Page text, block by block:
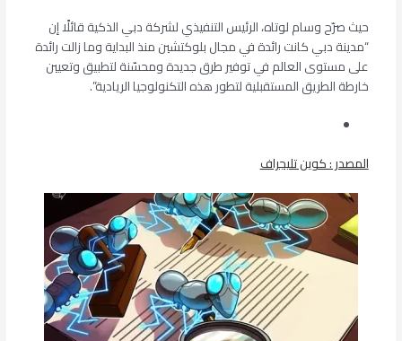
حيث صرّح وسام لوتاه، الرئيس التنفيذي لشركة دبي الذكية قائلًا إن
“مدينة دبي كانت رائدة في مجال بلوكتشين منذ البداية وما زالت رائدة
على مستوى العالم في توفير طرق جديدة ومحسّنة لتطبيق وتعيين
خارطة الطريق المستقبلية لتطور هذه التكنولوجيا الريادية”.
المصدر : كوين تليجراف